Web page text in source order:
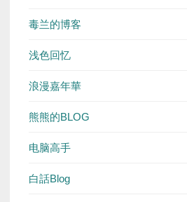
毒兰的博客
浅色回忆
浪漫嘉年華
熊熊的BLOG
电脑高手
白話Blog